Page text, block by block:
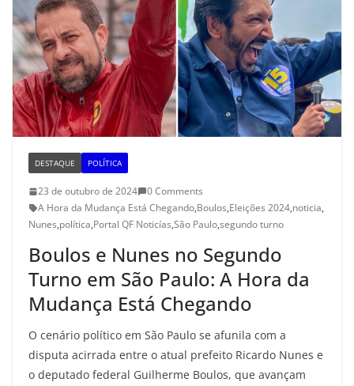
DESTAQUE POLÍTICA
23 de outubro de 2024
0 Comments
A Hora da Mudança Está Chegando,Boulos,Eleições 2024,noticia,
Nunes,política,Portal QF Noticías,São Paulo,segundo turno
Boulos e Nunes no Segundo
Turno em São Paulo: A Hora da
Mudança Está Chegando
O cenário político em São Paulo se afunila com a
disputa acirrada entre o atual prefeito Ricardo Nunes e
o deputado federal Guilherme Boulos, que avançam